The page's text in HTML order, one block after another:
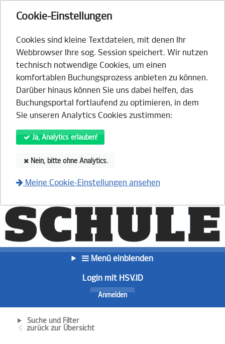
Cookie-Einstellungen
Cookies sind kleine Textdateien, mit denen Ihr
Webbrowser Ihre sog. Session speichert. Wir nutzen
technisch notwendige Cookies, um einen
komfortablen Buchungsprozess anbieten zu können.
Darüber hinaus können Sie uns dabei helfen, das
Buchungsportal fortlaufend zu optimieren, in dem
Sie unseren Analytics Cookies zustimmen:
Ja, Analytics erlauben!
Nein, bitte ohne Analytics.
Meine Cookie-Einstellungen ansehen
Menü einblenden
Login mit HSV.ID
Anmelden
Suche und Filter
zurück zur Übersicht